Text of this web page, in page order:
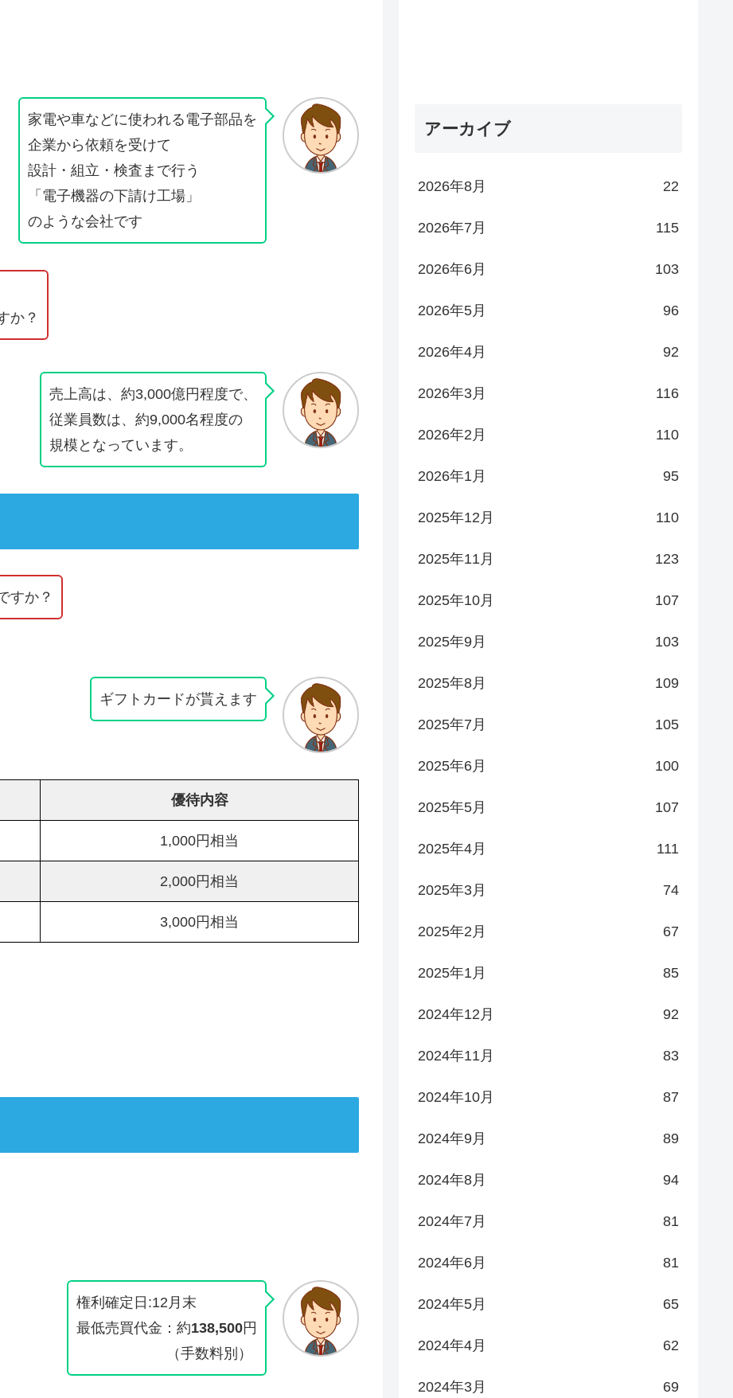
家電や車などに使われる電子部品を
企業から依頼を受けて
設計・組立・検査まで行う
「電子機器の下請け工場」
のような会社です
か？
売上高は、約3,000億円程度で、
従業員数は、約9,000名程度の
規模となっています。
すか？
ギフトカードが貰えます
優待内容
1,000円相当
2,000円相当
3,000円相当
権利確定日:12月末
最低売買代金：約138,500円
（手数料別）
アーカイブ
2026年8月 22
2026年7月 115
2026年6月 103
2026年5月 96
2026年4月 92
2026年3月 116
2026年2月 110
2026年1月 95
2025年12月 110
2025年11月 123
2025年10月 107
2025年9月 103
2025年8月 109
2025年7月 105
2025年6月 100
2025年5月 107
2025年4月 111
2025年3月 74
2025年2月 67
2025年1月 85
2024年12月 92
2024年11月 83
2024年10月 87
2024年9月 89
2024年8月 94
2024年7月 81
2024年6月 81
2024年5月 65
2024年4月 62
2024年3月 69